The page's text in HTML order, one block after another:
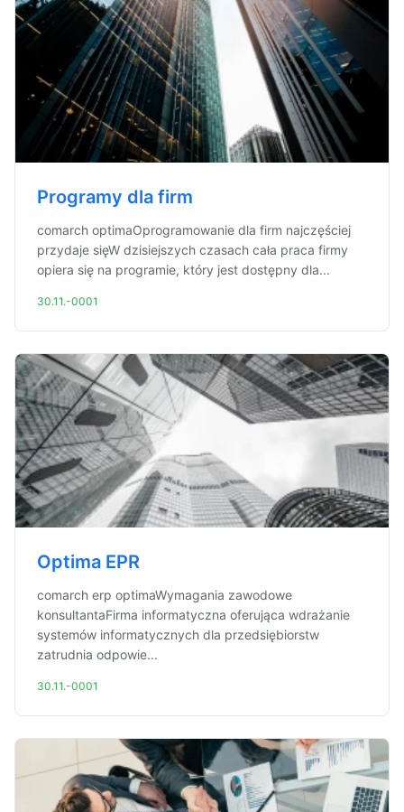
Programy dla firm
comarch optimaOprogramowanie dla firm najczęściej
przydaje sięW dzisiejszych czasach cała praca firmy
opiera się na programie, który jest dostępny dla...
30.11.-0001
Optima EPR
comarch erp optimaWymagania zawodowe
konsultantaFirma informatyczna oferująca wdrażanie
systemów informatycznych dla przedsiębiorstw
zatrudnia odpowie...
30.11.-0001